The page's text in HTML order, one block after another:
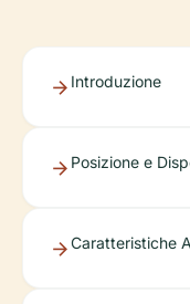
Introduzione
Posizione e
Caratteristiche